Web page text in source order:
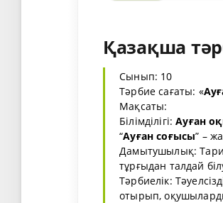
Қазақша
Сынып: 10
Тәрбие сағаты: «
Мақсаты:
Білімділігі:Ауған
“Ауған соғысы” –
Дамытушылық:
тұрғыдан талдай
Тәрбиелік:
отырып,